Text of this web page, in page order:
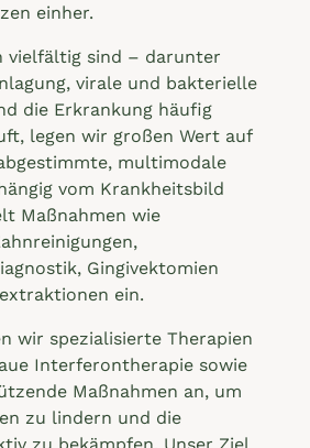
einher.
vielfältig sind – darunter
virale und bakterielle
die Erkrankung häufig
legen wir großen Wert auf
multimodale
vom Krankheitsbild
Maßnahmen wie
Gingivektomien
ein.
wir spezialisierte Therapien
Interferontherapie sowie
Maßnahmen an, um
zu lindern und die